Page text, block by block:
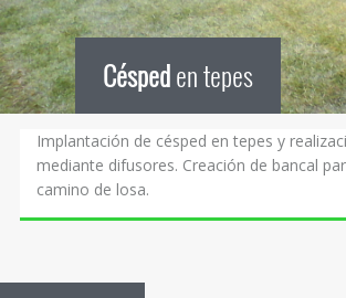
Céspeden tepes
Implantación de césped en tepes y
mediante difusores. Creación de bancal
camino de losa.